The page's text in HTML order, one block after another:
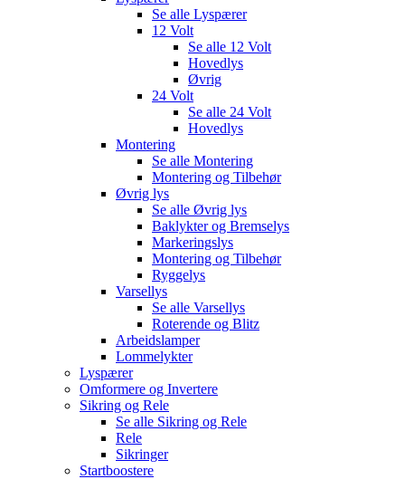
Se alle Lyspærer
12 Volt
Se alle 12 Volt
Hovedlys
Øvrig
24 Volt
Se alle 24 Volt
Hovedlys
Montering
Se alle Montering
Montering og Tilbehør
Øvrig lys
Se alle Øvrig lys
Baklykter og Bremselys
Markeringslys
Montering og Tilbehør
Ryggelys
Varsellys
Se alle Varsellys
Roterende og Blitz
Arbeidslamper
Lommelykter
Lyspærer
Omformere og Invertere
Sikring og Rele
Se alle Sikring og Rele
Rele
Sikringer
Startboostere